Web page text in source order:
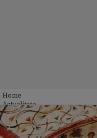
Home
Actualitate